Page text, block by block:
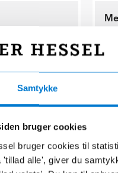
Samtykke
bruger cookies
bruger cookies til
'tillad alle', giver du